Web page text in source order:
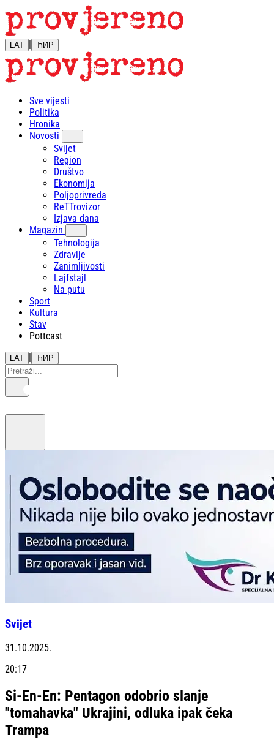
LAT | ЋИР
Sve vijesti
Politika
Hronika
Novosti
Svijet
Region
Društvo
Ekonomija
Poljoprivreda
ReTTrovizor
Izjava dana
Magazin
Tehnologija
Zdravlje
Zanimljivosti
Lajfstajl
Na putu
Sport
Kultura
Stav
Pottcast
LAT | ЋИР
Svijet
31.10.2025.
20:17
Si-En-En: Pentagon odobrio slanje
"tomahavka" Ukrajini, odluka ipak čeka
Trampa